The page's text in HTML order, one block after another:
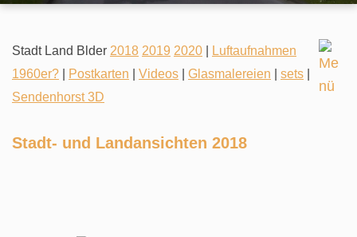
Stadt Land Blder 2018 2019 2020
Luftaufnahmen
1960er?
Postkarten Videos Glasmalereien sets
Sendenhorst 3D
Stadt- und Landansichten 2018